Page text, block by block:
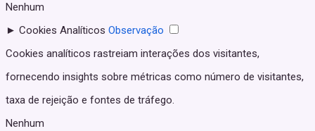
Nenhum
► Cookies Analíticos Observação
Cookies analíticos rastreiam interações dos visitantes,
fornecendo insights sobre métricas como número de visitantes,
taxa de rejeição e fontes de tráfego.
Nenhum